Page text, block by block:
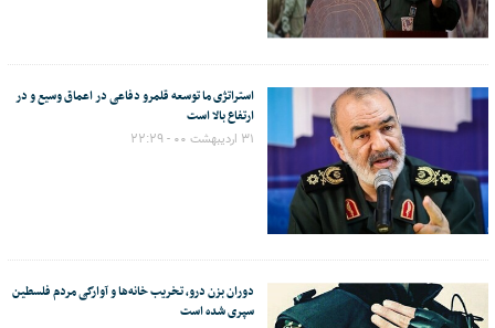
استراتژی ما توسعه‌ قلمرو دفاعی در اعماق وسیع و در
ارتفاع بالا است
۳۱ اردیبهشت ۰۰ - ۲۲:۲۹
دوران بزن درو، تخریب خانه‌ها و آوارگی مردم فلسطین
سپری شده است